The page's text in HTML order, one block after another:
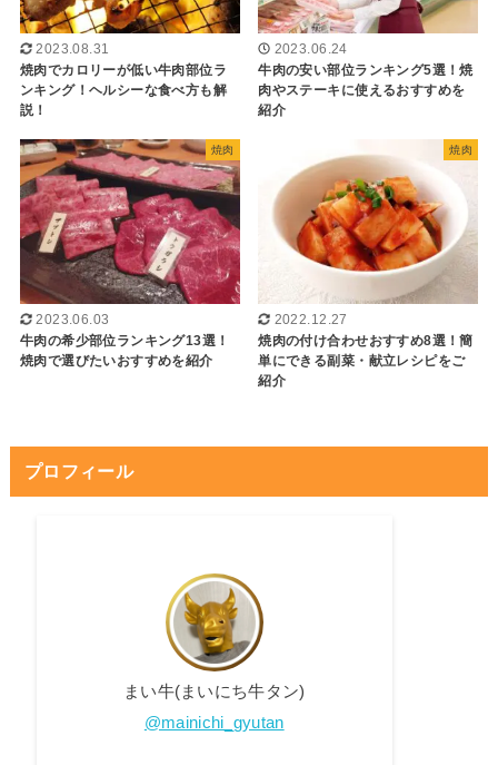
2023.08.31
焼肉でカロリーが低い牛肉部位ラ
ンキング！ヘルシーな食べ方も解
説！
2023.06.24
牛肉の安い部位ランキング5選！焼
肉やステーキに使えるおすすめを
紹介
焼肉
2023.06.03
牛肉の希少部位ランキング13選！
焼肉で選びたいおすすめを紹介
焼肉
2022.12.27
焼肉の付け合わせおすすめ8選！簡
単にできる副菜・献立レシピをご
紹介
プロフィール
まい牛(まいにち牛タン)
@mainichi_gyutan